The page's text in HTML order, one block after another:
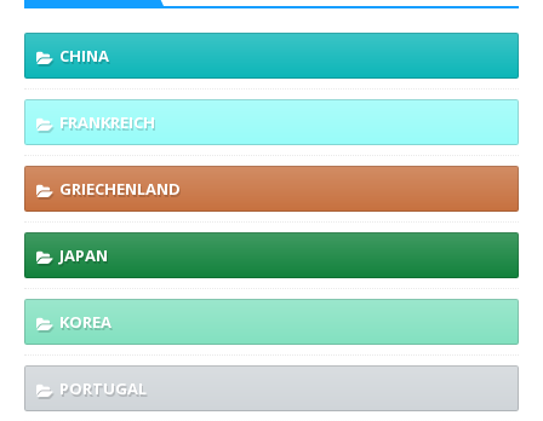
CHINA
FRANKREICH
GRIECHENLAND
JAPAN
KOREA
PORTUGAL